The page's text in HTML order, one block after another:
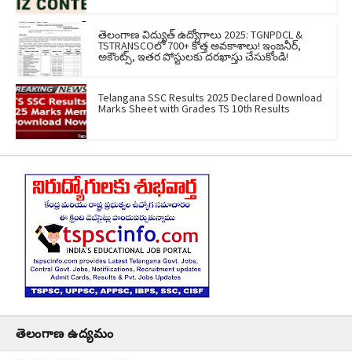
తెలంగాణ విద్యుత్ ఉద్యోగాలు 2025: TGNPDCL &
TSTRANSCOలో 700+ కొత్త అవకాశాలు! ఇంజనీర్,
అకౌంట్స్, ఇతర పోస్టులకు దరఖాస్తు చేసుకోండి!
Telangana SSC Results 2025 Declared Download
Marks Sheet with Grades TS 10th Results
తెలంగాణ ఉద్యమం